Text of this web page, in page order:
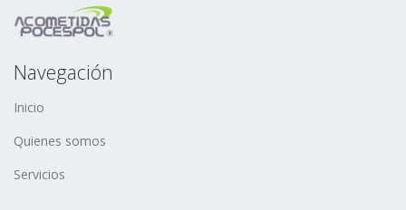
Navegación
Inicio
Quienes somos
Servicios